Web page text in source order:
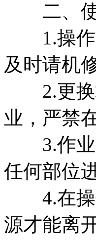
二、使
1.操作
及时请机
2.更换
业，严禁
3.作业
任何部位
4.在操
源才能离开